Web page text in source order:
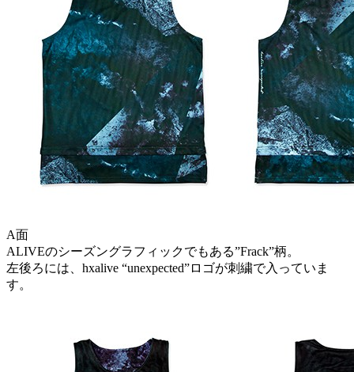
A面
ALIVEのシーズングラフィックでもある”Frack”柄。
左後ろには、hxalive “unexpected”ロゴが刺繍で入っていま
す。